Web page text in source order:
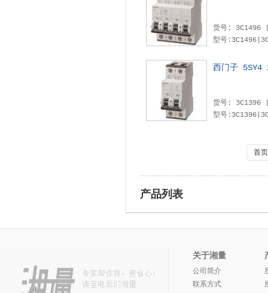
型号
西门子 5SY4
型号
首页
产品列表
关于湘量
公司简介
联系方式